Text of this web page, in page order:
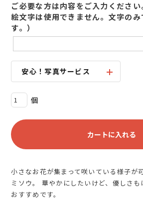
)
ご必要な方は内容をご入力くださ
絵文字は使用できません。文字のみ
す。）
安心！写真サービス
カートに入れる
小さなお花が集まって咲いている様子が
ミソウ。 華やかにしたいけど、優しさ
おすすめです。